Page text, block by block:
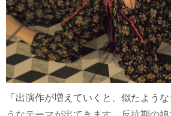
「出演作が増えていくと、似たよう